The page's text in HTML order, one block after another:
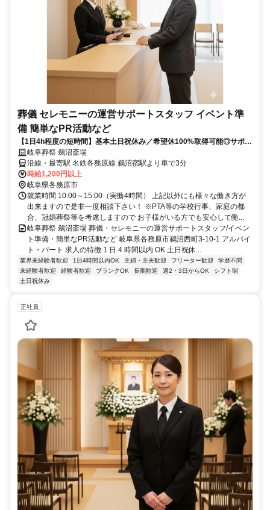
葬儀 セレモニーの運営サポートスタッフ イベント準
備 簡単なPR活動など
【1日4h程度の短時間】基本土日祝休み／希望休100%取得可能◎サポー
トメインの簡単業務で小さいお子さんがいる方、年齢を気にされている
方、定年したけどまだまだ働きたい方などどんな方も応募OK☆
岐阜葬祭 鵜沼斎場
沿線・最寄駅 名鉄各務原線 鵜沼宿駅より車で3分
時給1,200円以上
岐阜県各務原市
就業時間 10:00～15:00（実働4時間） 上記以外にも様々な働き方が
出来ますので是非一度相談下さい！ ※PTA等の学校行事、家庭の都
合、冠婚葬祭等を考慮しますので お子様がいる方でも安心して働...
岐阜葬祭 鵜沼斎場 葬儀・セレモニーの運営サポートスタッフ/イベン
ト準備・簡単なPR活動など 岐阜県各務原市鵜沼西町3-10-1 アルバイ
ト・パート 求人の特徴 1 日 4 時間以内 OK 土日祝休...
業界未経験者歓迎 1日4時間以内OK 主婦・主夫歓迎 フリーター歓迎
学歴不問
未経験者歓迎
経験者歓迎 ブランクOK 長期歓迎 週2・3日からOK
シフト制
土日祝休み
正社員